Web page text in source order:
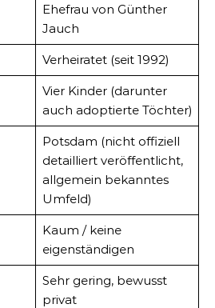
Ehefrau von Günther
Jauch
Verheiratet (seit 1992)
Vier Kinder (darunter
auch adoptierte Töchter)
Potsdam (nicht offiziell
detailliert veröffentlicht,
allgemein bekanntes
Umfeld)
Kaum / keine
eigenständigen
Sehr gering, bewusst
privat